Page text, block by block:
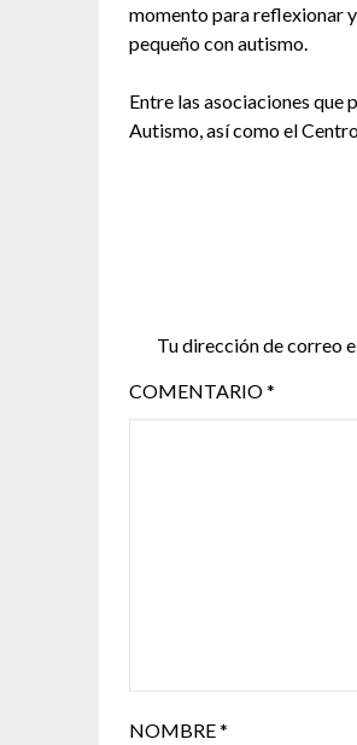
momento para reflexionar
pequeño con autismo.
Entre las asociaciones que
Autismo, así como el
Tu dirección de correo
COMENTARIO*
NOMBRE*